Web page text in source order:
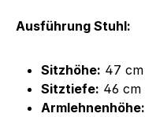
Ausführung Stuhl:
Sitzhöhe: 47 cm
Sitztiefe: 46 cm
Armlehnenhöhe: